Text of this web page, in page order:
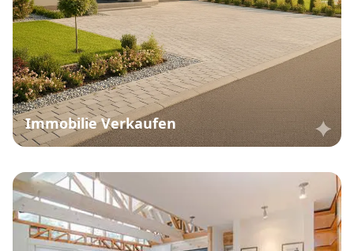
Immobilie Verkaufen